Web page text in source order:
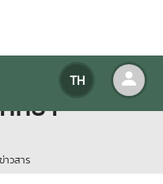
TH
ำขั้นพื้น
กษา
าวสาร